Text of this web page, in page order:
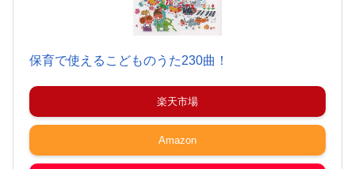
保育で使えるこどものうた230曲！
楽天市場
Amazon